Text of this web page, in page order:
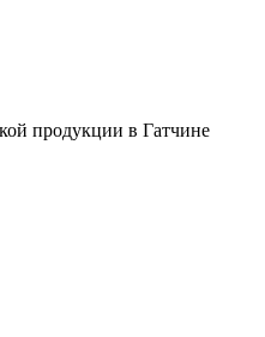
продукции в Гатчине